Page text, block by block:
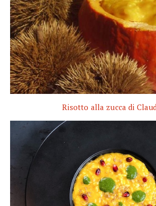
Risotto alla zucca di